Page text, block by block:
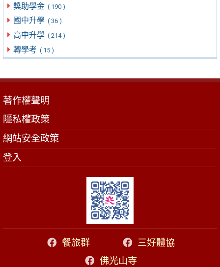
獎助學金 ( 190 )
國中升學 ( 36 )
高中升學 ( 214 )
轉學考 ( 15 )
著作權聲明
隱私權政策
網站安全政策
登入
餐旅群
三好體協
佛光山寺